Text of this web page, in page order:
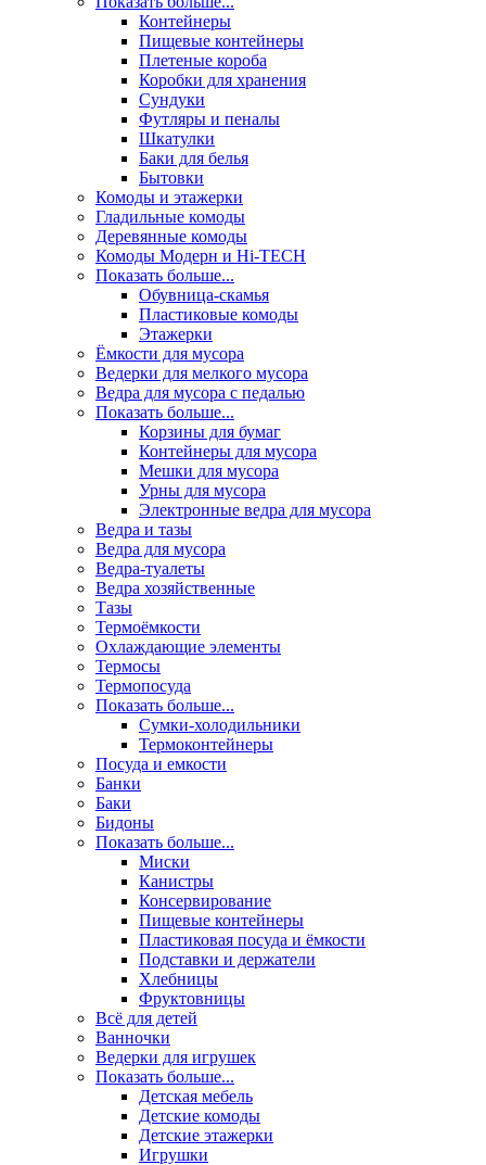
Контейнеры
Пищевые контейнеры
Плетеные короба
Коробки для хранения
Сундуки
Футляры и пеналы
Шкатулки
Баки для белья
Бытовки
Комоды и этажерки
Гладильные комоды
Деревянные комоды
Комоды Модерн и Hi-TECH
Показать больше...
Обувница-скамья
Пластиковые комоды
Этажерки
Ёмкости для мусора
Ведерки для мелкого мусора
Ведра для мусора с педалью
Показать больше...
Корзины для бумаг
Контейнеры для мусора
Мешки для мусора
Урны для мусора
Электронные ведра для мусора
Ведра и тазы
Ведра для мусора
Ведра-туалеты
Ведра хозяйственные
Тазы
Термоёмкости
Охлаждающие элементы
Термосы
Термопосуда
Показать больше...
Сумки-холодильники
Термоконтейнеры
Посуда и емкости
Банки
Баки
Бидоны
Показать больше...
Миски
Канистры
Консервирование
Пищевые контейнеры
Пластиковая посуда и ёмкости
Подставки и держатели
Хлебницы
Фруктовницы
Всё для детей
Ванночки
Ведерки для игрушек
Показать больше...
Детская мебель
Детские комоды
Детские этажерки
Игрушки